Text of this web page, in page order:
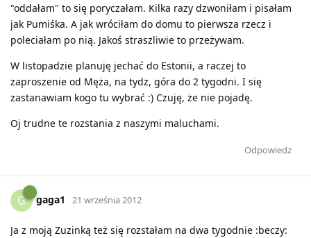
"oddałam" to się poryczałam. Kilka razy dzwoniłam i pisałam
jak Pumiśka. A jak wróciłam do domu to pierwsza rzecz i
poleciałam po nią. Jakoś straszliwie to przeżywam.
W listopadzie planuję jechać do Estonii, a raczej to
zaproszenie od Męża, na tydz, góra do 2 tygodni. I się
zastanawiam kogo tu wybrać :) Czuję, że nie pojadę.
Oj trudne te rozstania z naszymi maluchami.
Odpowiedz
G gaga1 21 września 2012
Ja z moją Zuzinką też się rozstałam na dwa tygodnie :beczy: